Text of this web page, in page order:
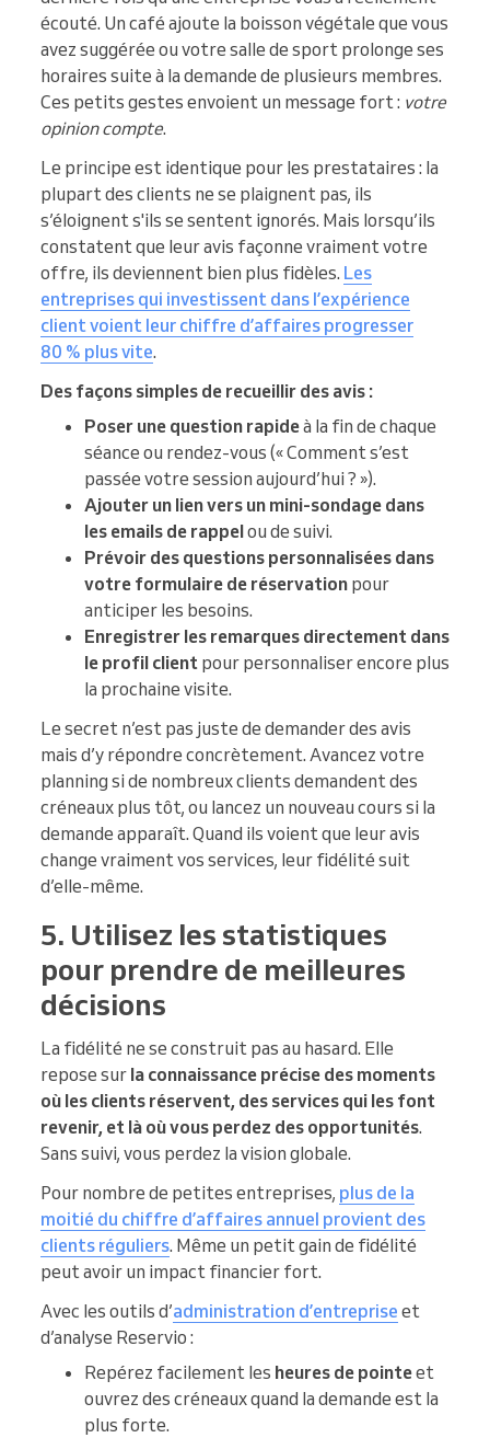
écouté. Un café ajoute la boisson végétale que vous
avez suggérée ou votre salle de sport prolonge ses
horaires suite à la demande de plusieurs membres.
Ces petits gestes envoient un message fort : votre
opinion compte.
Le principe est identique pour les prestataires : la
plupart des clients ne se plaignent pas, ils
s’éloignent s'ils se sentent ignorés. Mais lorsqu’ils
constatent que leur avis façonne vraiment votre
offre, ils deviennent bien plus fidèles. Les
entreprises qui investissent dans l’expérience
client voient leur chiffre d’affaires progresser
80 % plus vite.
Des façons simples de recueillir des avis :
Poser une question rapideà la fin de chaque
séance ou rendez-vous (« Comment s’est
passée votre session aujourd’hui ? »).
Ajouter un lien vers un mini-sondage dans
les emails de rappelou de suivi.
Prévoir des questions personnalisées dans
votre formulaire de réservation pour
anticiper les besoins.
Enregistrer les remarques directement dans
le profil client pour personnaliser encore plus
la prochaine visite.
Le secret n’est pas juste de demander des avis
mais d’y répondre concrètement. Avancez votre
planning si de nombreux clients demandent des
créneaux plus tôt, ou lancez un nouveau cours si la
demande apparaît. Quand ils voient que leur avis
change vraiment vos services, leur fidélité suit
d’elle-même.
5. Utilisez les statistiques
pour prendre de meilleures
décisions
La fidélité ne se construit pas au hasard. Elle
repose sur la connaissance précise des moments
où les clients réservent, des services qui les font
revenir, et là où vous perdez des opportunités.
Sans suivi, vous perdez la vision globale.
Pour nombre de petites entreprises, plus de la
moitié du chiffre d’affaires annuel provient des
clients réguliers. Même un petit gain de fidélité
peut avoir un impact financier fort.
Avec les outils d’administration d’entreprise et
d’analyse Reservio :
Repérez facilement les heures de pointeet
ouvrez des créneaux quand la demande est la
plus forte.